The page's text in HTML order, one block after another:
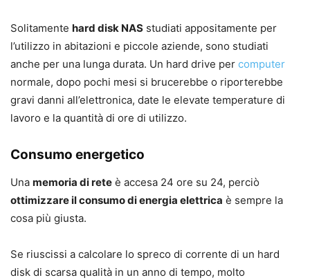
Solitamente hard disk NAS studiati appositamente per
l’utilizzo in abitazioni e piccole aziende, sono studiati
anche per una lunga durata. Un hard drive per computer
normale, dopo pochi mesi si brucerebbe o riporterebbe
gravi danni all’elettronica, date le elevate temperature di
lavoro e la quantità di ore di utilizzo.
Consumo energetico
Una memoria di rete è accesa 24 ore su 24, perciò
ottimizzare il consumo di energia elettrica è sempre la
cosa più giusta.
Se riuscissi a calcolare lo spreco di corrente di un hard
disk di scarsa qualità in un anno di tempo, molto